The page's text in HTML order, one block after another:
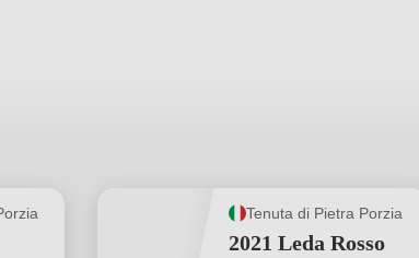
Tenuta di Pietra Porzia
2021 Leda Rosso